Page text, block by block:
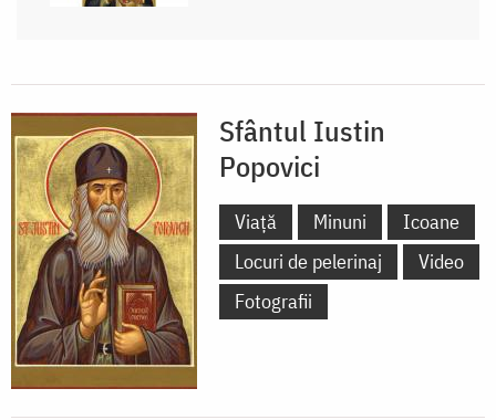
Sfântul Iustin
Popovici
Viață Minuni
Icoane
Locuri de pelerinaj
Video
Fotografii